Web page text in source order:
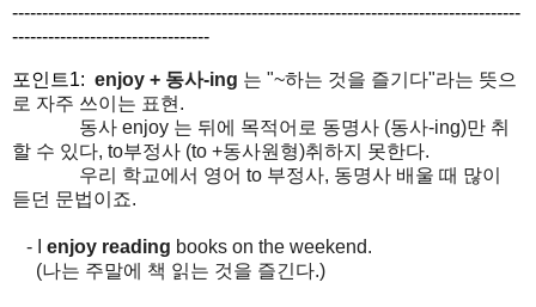
-------------------------------------------------------------------------------------
---------------------------------
포인트1: enjoy + 동사-ing 는 "~하는 것을 즐기다"라는 뜻으
로 자주 쓰이는 표현.
동사 enjoy 는 뒤에 목적어로 동명사 (동사-ing)만 취
할 수 있다, to부정사 (to +동사원형)취하지 못한다.
우리 학교에서 영어 to 부정사, 동명사 배울 때 많이
듣던 문법이죠.
- I enjoy reading books on the weekend.
(나는 주말에 책 읽는 것을 즐긴다.)